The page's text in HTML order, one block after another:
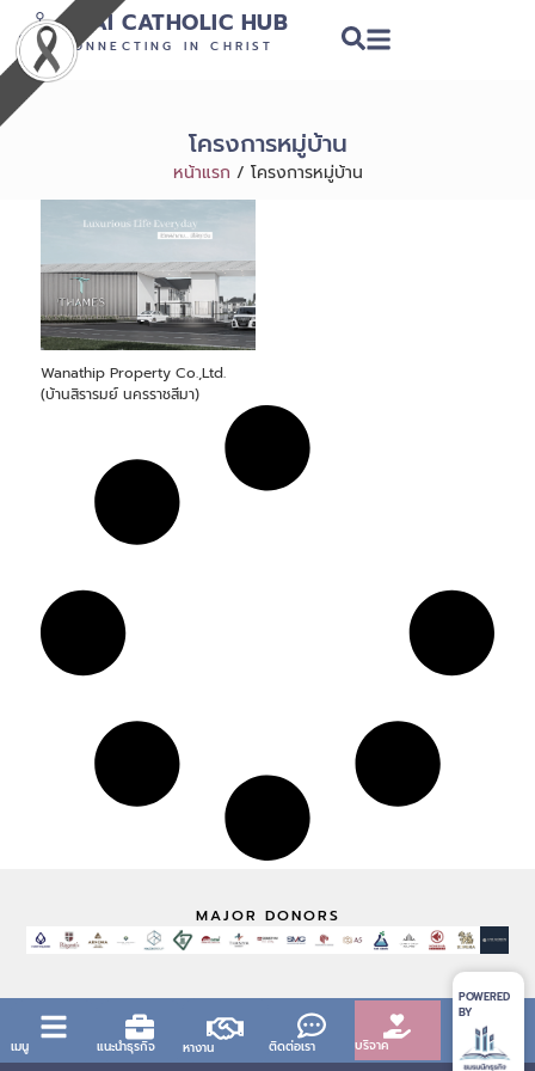
THAI CATHOLIC HUB
CONNECTING IN CHRIST
โครงการหมู่บ้าน
หน้าแรก / โครงการหมู่บ้าน
Wanathip Property Co.,Ltd.
(บ้านสิรารมย์ นครราชสีมา)
MAJOR DONORS
เมนู แนะนำธุรกิจ หางาน ติดต่อเรา บริจาค
POWERED
BY